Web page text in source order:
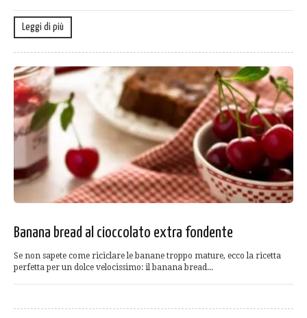
Leggi di più
Banana bread al cioccolato extra fondente
Se non sapete come riciclare le banane troppo mature, ecco la ricetta
perfetta per un dolce velocissimo: il banana bread...